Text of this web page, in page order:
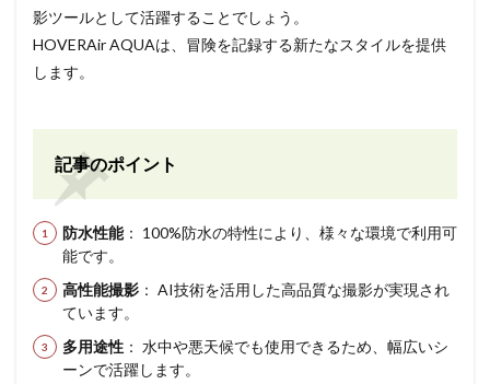
影ツールとして活躍することでしょう。
HOVERAir AQUAは、冒険を記録する新たなスタイルを提供
します。
記事のポイント
防水性能： 100%防水の特性により、様々な環境で利用可
能です。
高性能撮影 ： AI技術を活用した高品質な撮影が実現され
ています。
多用途性 ： 水中や悪天候でも使用できるため、幅広いシ
ーンで活躍します。